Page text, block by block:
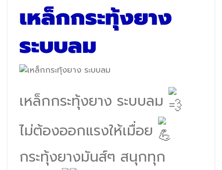
เหล็กกระทุ้งยาง
ระบบลม
เหล็กกระทุ้งยาง ระบบลม
ไม่ต้องออกแรงให้เมื่อย
กระทุ้งยางมันส์ๆ สนุกทุก